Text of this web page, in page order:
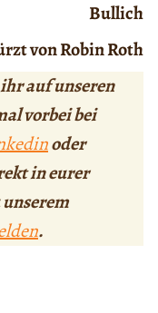
Bullich
von Robin Roth
auf unseren
vorbei bei
oder
in eurer
.